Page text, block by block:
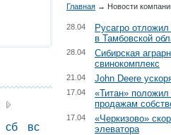
Главная → Новости
Русагро
в Тамбовской
28.04
Сибирская
свинокомплекс
28.04
John Deere
21.04
«Титан»
продажам
17.04
«Черкизово»
элеватора
17.04
сб вс